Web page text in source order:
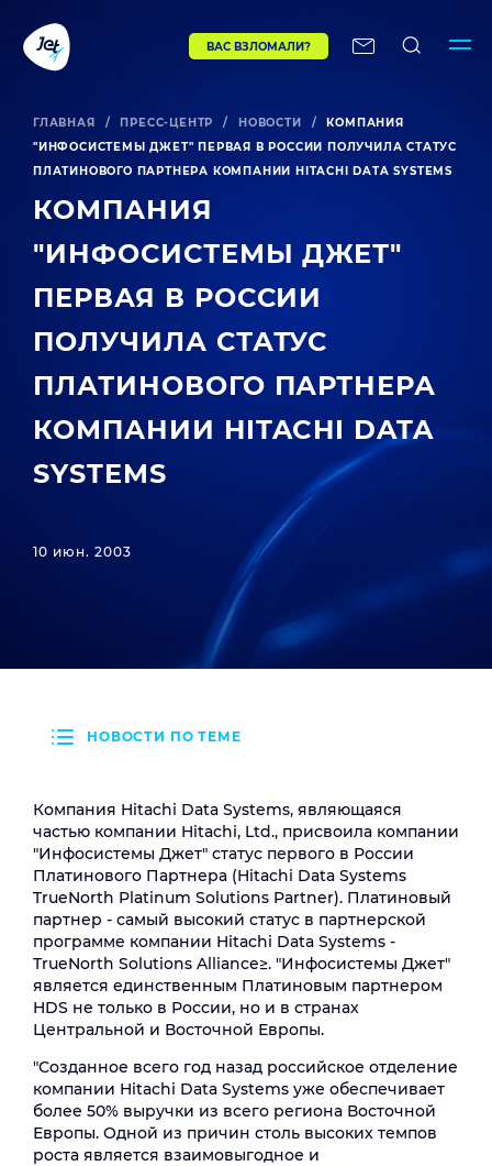
ВАС ВЗЛОМАЛИ?
ГЛАВНАЯ / ПРЕСС-ЦЕНТР / НОВОСТИ /
КОМПАНИЯ
"ИНФОСИСТЕМЫ ДЖЕТ" ПЕРВАЯ В РОССИИ ПОЛУЧИЛА СТАТУС
ПЛАТИНОВОГО ПАРТНЕРА КОМПАНИИ HITACHI DATA SYSTEMS
КОМПАНИЯ
"ИНФОСИСТЕМЫ ДЖЕТ"
ПЕРВАЯ В РОССИИ
ПОЛУЧИЛА СТАТУС
ПЛАТИНОВОГО ПАРТНЕРА
КОМПАНИИ HITACHI DATA
SYSTEMS
10 июн. 2003
НОВОСТИ ПО ТЕМЕ
Компания Hitachi Data Systems, являющаяся
частью компании Hitachi, Ltd., присвоила компании
"Инфосистемы Джет" статус первого в России
Платинового Партнера (Hitachi Data Systems
TrueNorth Platinum Solutions Partner). Платиновый
партнер - самый высокий статус в партнерской
программе компании Hitachi Data Systems -
TrueNorth Solutions Alliance≥. "Инфосистемы Джет"
является единственным Платиновым партнером
HDS не только в России, но и в странах
Центральной и Восточной Европы.
"Созданное всего год назад российское отделение
компании Hitachi Data Systems уже обеспечивает
более 50% выручки из всего региона Восточной
Европы. Одной из причин столь высоких темпов
роста является взаимовыгодное и